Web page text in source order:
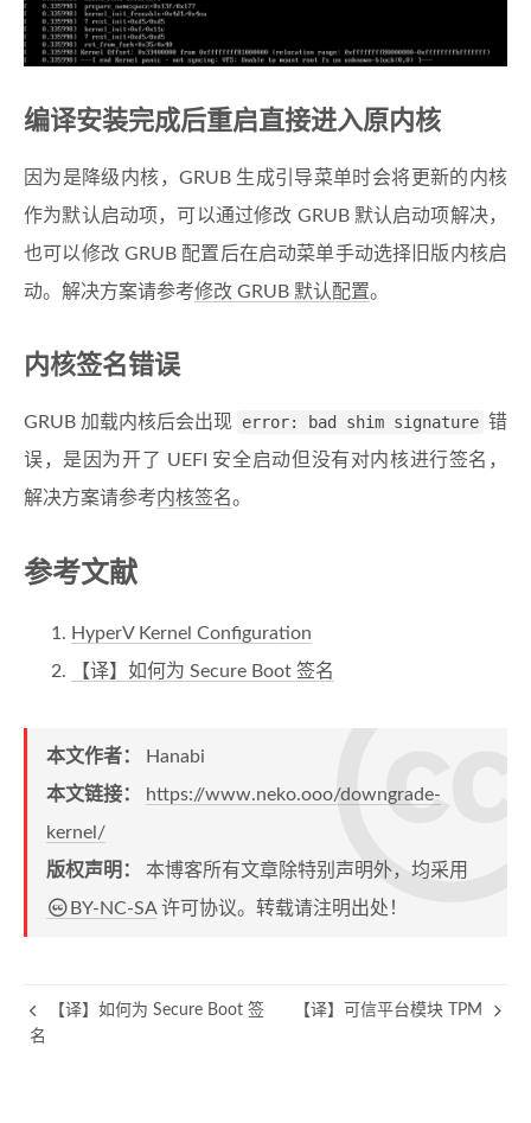
编译安装完成后重启直接进入原内核
因为是降级内核，GRUB 生成引导菜单时会将更新的内核
作为默认启动项，可以通过修改 GRUB 默认启动项解决，
也可以修改 GRUB 配置后在启动菜单手动选择旧版内核启
动。解决方案请参考修改 GRUB 默认配置。
内核签名错误
GRUB 加载内核后会出现 error: bad shim signature 错
误，是因为开了 UEFI 安全启动但没有对内核进行签名，
解决方案请参考内核签名。
参考文献
HyperV Kernel Configuration
【译】如何为 Secure Boot 签名
本文作者：
Hanabi
本文链接：
https://www.neko.ooo/downgrade-
kernel/
版权声明： 本博客所有文章除特别声明外，均采用
BY-NC-SA许可协议。转载请注明出处！
【译】如何为 Secure Boot 签
名
【译】可信平台模块 TPM